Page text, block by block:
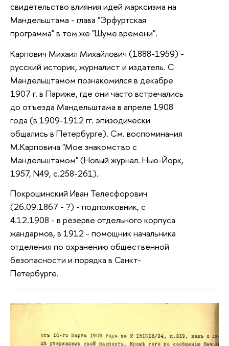
свидетельство влияния идей марксизма на
Мандельштама - глава "Эрфуртская
программа" в том же "Шуме времени".
Карпович Михаил Михайлович (1888-1959) -
русский историк, журналист и издатель. С
Мандельштамом познакомился в декабре
1907 г. в Париже, где они часто встречались
до отъезда Мандельштама в апреле 1908
года (в 1909-1912 гг. эпизодически
общались в Петербурге). См. воспоминания
М.Карповича "Мое знакомство с
Мандельштамом" (Новый журнал. Нью-Йорк,
1957, N49, с.258-261).
Покрошинский Иван Телесфорович
(26.09.1867 - ?) - подполковник, с
4.12.1908 - в резерве отдельного корпуса
жандармов, в 1912 - помощник начальника
отделения по охранению общественной
безопасности и порядка в Санкт-
Петербурге.